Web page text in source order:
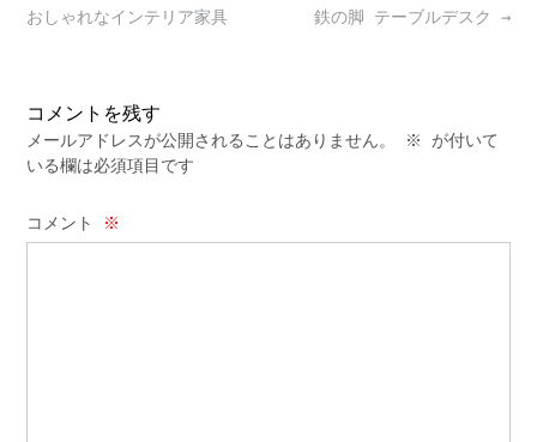
鉄の脚 テーブルデスク →
おしゃれなインテリア家具
コメントを残す
メールアドレスが公開されることはありません。 ※
が付いて
いる欄は必須項目です
コメント ※